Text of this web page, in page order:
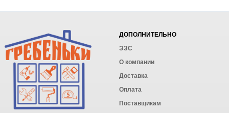
ДОПОЛНИТЕЛЬНО
ЭЗС
О компании
Доставка
Оплата
Поставщикам